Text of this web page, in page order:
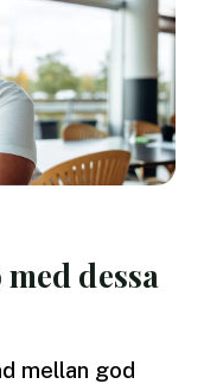
dessa
mellan god